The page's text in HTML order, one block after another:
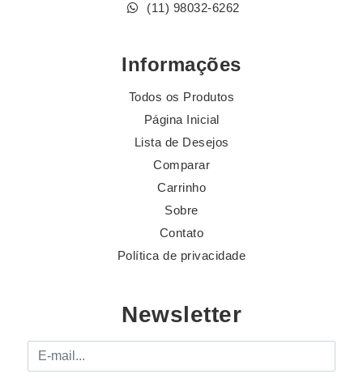
(11) 98032-6262
Informações
Todos os Produtos
Página Inicial
Lista de Desejos
Comparar
Carrinho
Sobre
Contato
Política de privacidade
Newsletter
E-mail